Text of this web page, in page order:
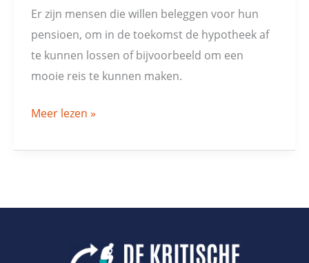
Er zijn mensen die willen beleggen voor hun
pensioen, om in de toekomst de hypotheek af
te kunnen lossen of bijvoorbeeld om een
mooie reis te kunnen maken.
Meer lezen »